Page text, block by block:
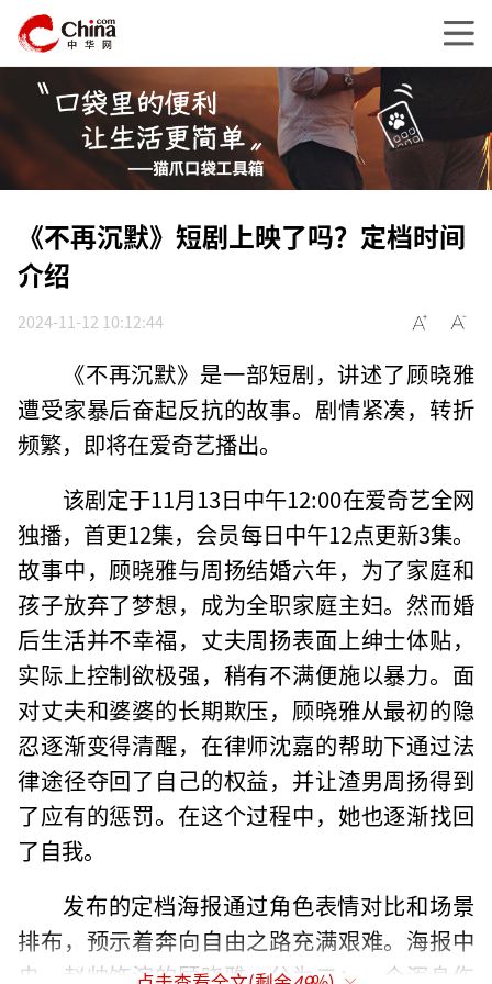
《不再沉默》短剧上映了吗？定档时间
介绍
2024-11-12 10:12:44
《不再沉默》是一部短剧，讲述了顾晓雅
遭受家暴后奋起反抗的故事。剧情紧凑，转折
频繁，即将在爱奇艺播出。
该剧定于11月13日中午12:00在爱奇艺全网
独播，首更12集，会员每日中午12点更新3集。
故事中，顾晓雅与周扬结婚六年，为了家庭和
孩子放弃了梦想，成为全职家庭主妇。然而婚
后生活并不幸福，丈夫周扬表面上绅士体贴，
实际上控制欲极强，稍有不满便施以暴力。面
对丈夫和婆婆的长期欺压，顾晓雅从最初的隐
忍逐渐变得清醒，在律师沈嘉的帮助下通过法
律途径夺回了自己的权益，并让渣男周扬得到
了应有的惩罚。在这个过程中，她也逐渐找回
了自我。
发布的定档海报通过角色表情对比和场景
排布，预示着奔向自由之路充满艰难。海报中
央，赵帅饰演的顾晓雅一分为二：一个浑身伤